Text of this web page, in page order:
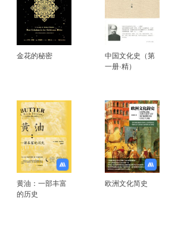
金花的秘密
中国文化史（第
一册·精）
黄油：一部丰富
的历史
欧洲文化简史